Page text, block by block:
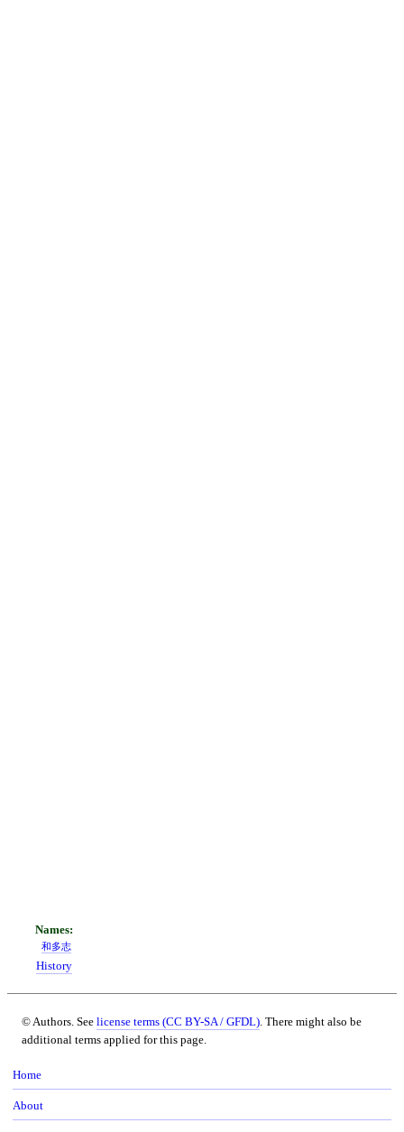
和多志
History
© Authors. See license terms (CC BY-SA / GFDL) . There might also be
additional terms applied for this page.
Home
About